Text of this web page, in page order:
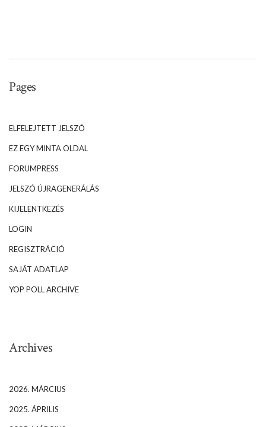
Pages
ELFELEJTETT JELSZÓ
EZ EGY MINTA OLDAL
FORUMPRESS
JELSZÓ ÚJRAGENERÁLÁS
KIJELENTKEZÉS
LOGIN
REGISZTRÁCIÓ
SAJÁT ADATLAP
YOP POLL ARCHIVE
Archives
2026. MÁRCIUS
2025. ÁPRILIS